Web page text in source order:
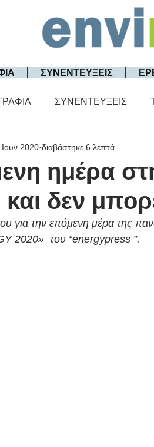
ΣΥΝΕΝΤΕΥΞΕΙΣ
ΣΥΝΕΝΤΕΥΞΕΙΣ
ημέρα
δεν
2020 διαβάστηκε 6 λεπτά
για την επόμενη μέρα της
2020» του “energypress ”.